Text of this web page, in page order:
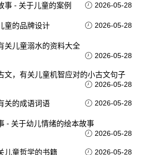
事 - 关于儿童的案例 2026-05-28
童的品牌设计 2026-05-28
关儿童溺水的资料大全
2026-05-28
文，有关儿童机智应对的小古文句子
2026-05-28
关的成语词语 2026-05-28
- 关于幼儿情绪的绘本故事
2026-05-28
儿童哲学的书籍 2026-05-28